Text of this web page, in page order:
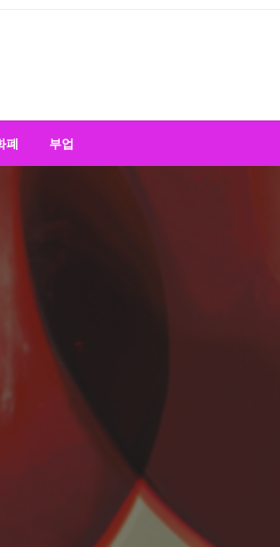
폐 부업